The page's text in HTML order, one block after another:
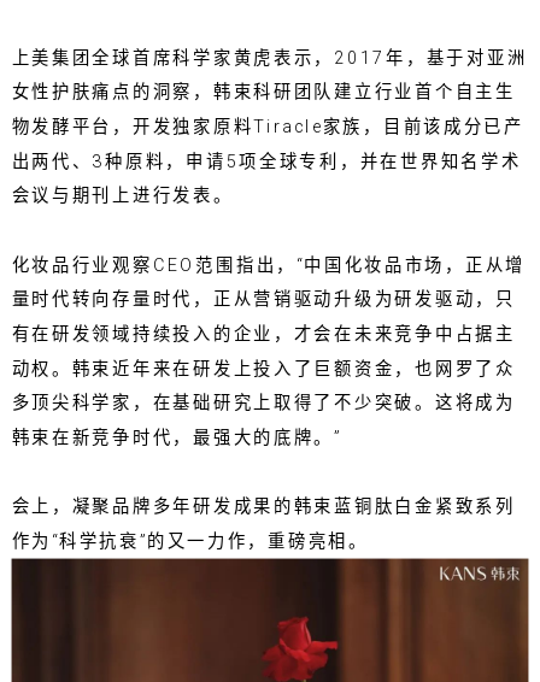
上美集团全球首席科学家黄虎表示，2017年，基于对亚洲
女性护肤痛点的洞察，韩束科研团队建立行业首个自主生
物发酵平台，开发独家原料Tiracle家族，目前该成分已产
出两代、3种原料，申请5项全球专利，并在世界知名学术
会议与期刊上进行发表。
化妆品行业观察CEO范围指出，“中国化妆品市场，正从增
量时代转向存量时代，正从营销驱动升级为研发驱动，只
有在研发领域持续投入的企业，才会在未来竞争中占据主
动权。韩束近年来在研发上投入了巨额资金，也网罗了众
多顶尖科学家，在基础研究上取得了不少突破。这将成为
韩束在新竞争时代，最强大的底牌。”
会上，凝聚品牌多年研发成果的韩束蓝铜肽白金紧致系列
作为“科学抗衰”的又一力作，重磅亮相。